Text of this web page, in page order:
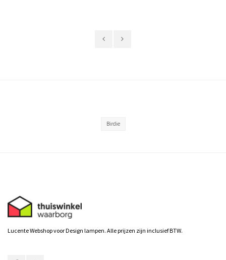
Birdie
Lucente Webshop voor Design lampen. Alle prijzen zijn inclusief BTW.